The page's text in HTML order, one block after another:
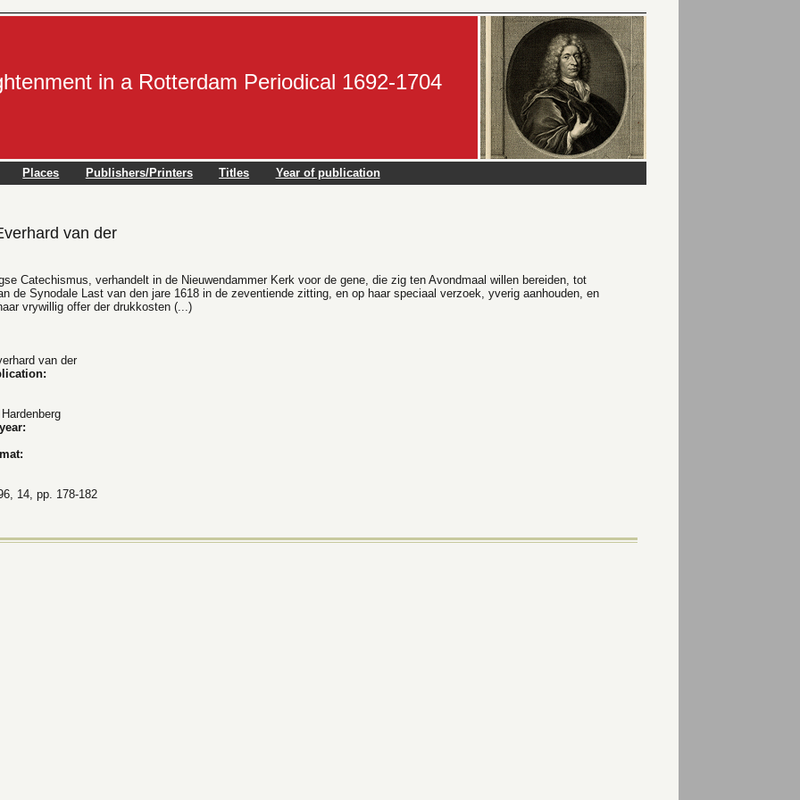
in a Rotterdam Periodical 1692-1704
Places Publishers/Printers Titles Year of publication
van der
Catechismus, verhandelt in de Nieuwendammer Kerk voor de gene, die zig ten Avondmaal willen bereiden, tot
de Synodale Last van den jare 1618 in de zeventiende zitting, en op haar speciaal verzoek, yverig aanhouden, en
vrywillig offer der drukkosten (...)
van der
14, pp. 178-182